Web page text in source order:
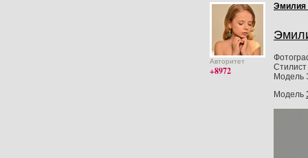
Авторитет
+8972
Эмилия
Стилист
Модель
Модель